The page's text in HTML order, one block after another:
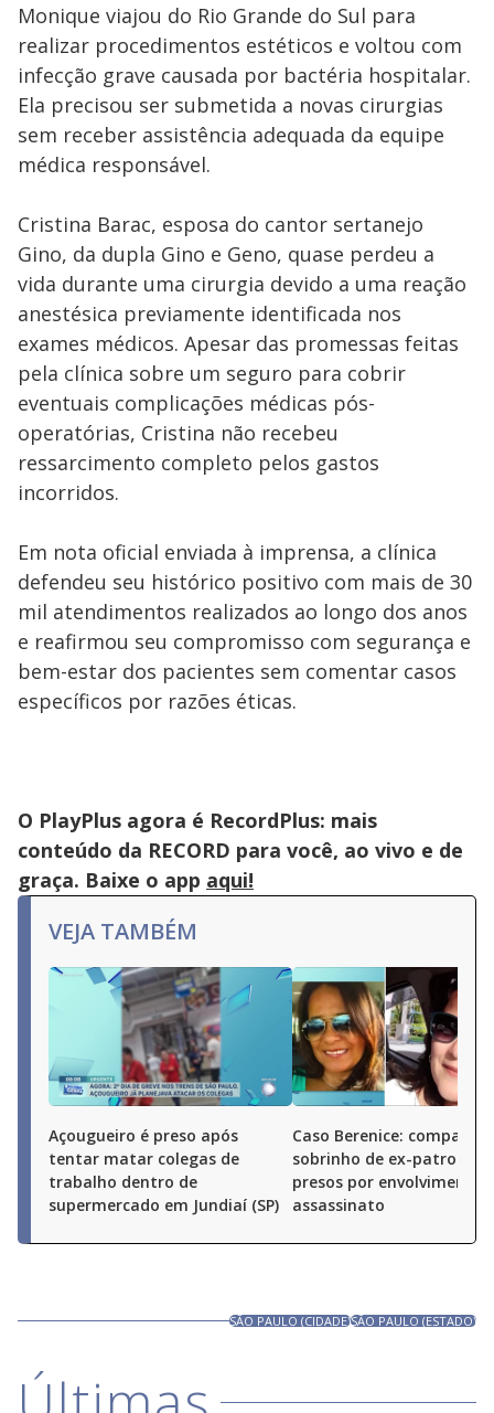
Monique viajou do Rio Grande do Sul para
realizar procedimentos estéticos e voltou com
infecção grave causada por bactéria hospitalar.
Ela precisou ser submetida a novas cirurgias
sem receber assistência adequada da equipe
médica responsável.
Cristina Barac, esposa do cantor sertanejo
Gino, da dupla Gino e Geno, quase perdeu a
vida durante uma cirurgia devido a uma reação
anestésica previamente identificada nos
exames médicos. Apesar das promessas feitas
pela clínica sobre um seguro para cobrir
eventuais complicações médicas pós-
operatórias, Cristina não recebeu
ressarcimento completo pelos gastos
incorridos.
Em nota oficial enviada à imprensa, a clínica
defendeu seu histórico positivo com mais de 30
mil atendimentos realizados ao longo dos anos
e reafirmou seu compromisso com segurança e
bem-estar dos pacientes sem comentar casos
específicos por razões éticas.
O PlayPlus agora é RecordPlus: mais
conteúdo da RECORD para você, ao vivo e de
graça. Baixe o app aqui!
VEJA TAMBÉM
Açougueiro é preso após
tentar matar colegas de
trabalho dentro de
supermercado em Jundiaí (SP)
Caso Berenice:
sobrinho de ex-patroa
presos por envolvimento
assassinato
SÃO PAULO (CIDADE)SÃO PAULO (ESTADO)